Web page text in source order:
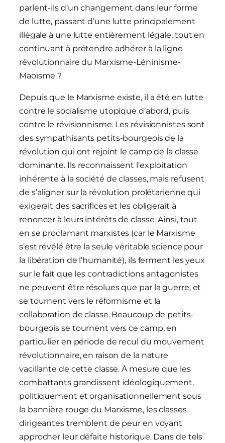
parlent-ils d’un changement dans leur forme
de lutte, passant d’une lutte principalement
illégale à une lutte entièrement légale, tout en
continuant à prétendre adhérer à la ligne
révolutionnaire du Marxisme-Léninisme-
Maoïsme ?
Depuis que le Marxisme existe, il a été en lutte
contre le socialisme utopique d’abord, puis
contre le révisionnisme. Les révisionnistes sont
des sympathisants petits-bourgeois de la
révolution qui ont rejoint le camp de la classe
dominante. Ils reconnaissent l’exploitation
inhérente à la société de classes, mais refusent
de s’aligner sur la révolution prolétarienne qui
exigerait des sacrifices et les obligerait à
renoncer à leurs intérêts de classe. Ainsi, tout
en se proclamant marxistes (car le Marxisme
s’est révélé être la seule véritable science pour
la libération de l’humanité), ils ferment les yeux
sur le fait que les contradictions antagonistes
ne peuvent être résolues que par la guerre, et
se tournent vers le réformisme et la
collaboration de classe. Beaucoup de petits-
bourgeois se tournent vers ce camp, en
particulier en période de recul du mouvement
révolutionnaire, en raison de la nature
vacillante de cette classe. À mesure que les
combattants grandissent idéologiquement,
politiquement et organisationnellement sous
la bannière rouge du Marxisme, les classes
dirigeantes tremblent de peur en voyant
approcher leur défaite historique. Dans de tels